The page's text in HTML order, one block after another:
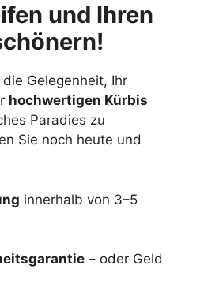
und Ihren
Gelegenheit, Ihr
hochwertigen Kürbis
Paradies zu
Sie noch heute und
innerhalb von 3–5
– oder Geld